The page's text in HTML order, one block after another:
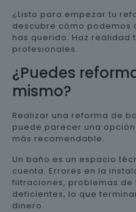
¿Listo para empezar tu
descubre cómo podemos
has querido. Haz realidad
profesionales.
¿Puedes
mismo?
Realizar una reforma de
puede parecer una
más recomendable.
Un baño es un espacio
cuenta. Errores en la
filtraciones, problemas
deficientes, lo que
dinero.